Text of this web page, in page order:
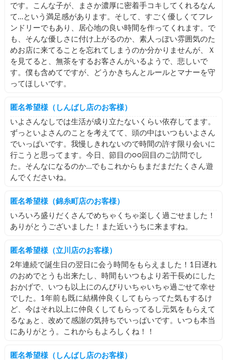
です。こんな子が、まさか濃厚に密着手コキしてくれるなん
て…という満足感があります。そして、すごく優しくてフレ
ンドリーでもあり、居心地の良い時間を作ってくれます。で
も、そんな優しさに付け上がるのか、素人っぽい雰囲気のた
めお店に来てることを忘れてしまうのか分かりませんが、Ｘ
を見てると、無茶をするお客さんがいるようで、悲しいで
す。僕も含めてですが、どうかきちんとルールとマナーを守
ってほしいです。
匿名希望様（しんばし店のお客様）
いよさんなしでは生活が成り立たないくらい依存してます。
ずっといよさんのことを考えてて、頭の中はいつもいよさん
でいっぱいです。我慢しきれないので時間の許す限り会いに
行こうと思ってます。今日、節目の○○回目のご訪問でし
た。そんなになるのか…でもこれからもまだまだたくさん遊
んでくださいね。
匿名希望様（錦糸町店のお客様）
いろいろ盛りだくさんでめちゃくちゃ楽しく過ごせました！
ありがとうございました！また近いうちに来ますね。
匿名希望様（立川店のお客様）
2年連続で誕生日の翌日に会う時間をもらえました！1日遅れ
のおめでとうも出来たし、時間もいつもより若干長めにした
おかげで、いつも以上にのんびりいちゃいちゃ過ごせて幸せ
でした。1年前も既に結構仲良くしてもらってた気もするけ
ど、今はそれ以上に仲良くしてもらってるし元気をもらえて
るなぁと、改めて感謝の気持ちでいっぱいです。いつも本当
にありがとう。これからもよろしくね！！
匿名希望様（しんばし店のお客様）